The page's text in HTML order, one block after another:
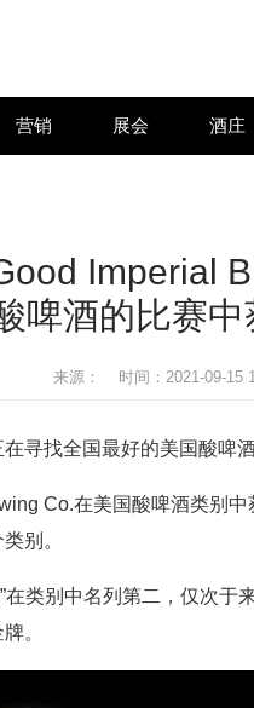
营销 展会 酒庄
Imperial
啤酒的比赛中
来源： 时间：2021-09-15
寻找全国最好的美国酸啤
Co.在美国酸啤酒类别
别。
在类别中名列第二，仅次
。